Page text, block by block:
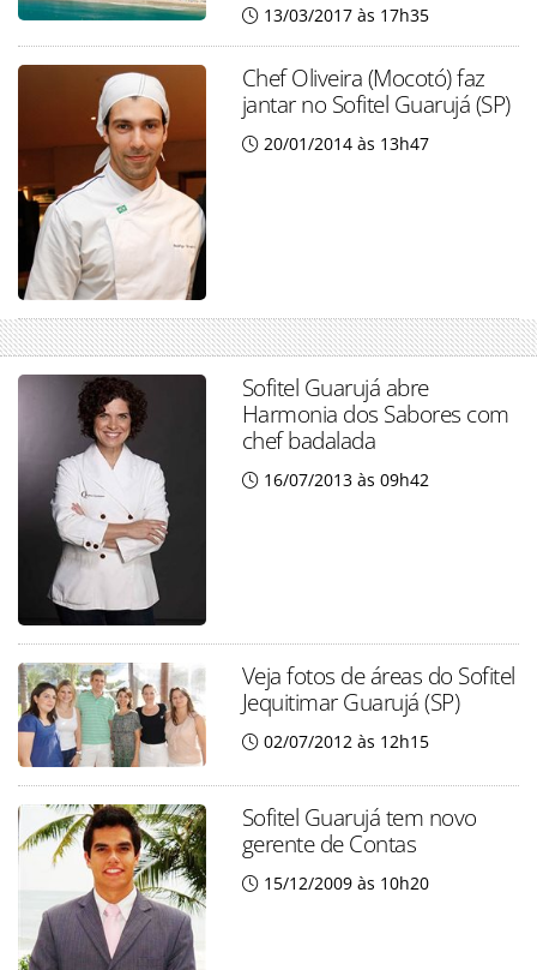
13/03/2017 às 17h35
Chef Oliveira (Mocotó) faz
jantar no Sofitel Guarujá (SP)
20/01/2014 às 13h47
Sofitel Guarujá abre
Harmonia dos Sabores com
chef badalada
16/07/2013 às 09h42
Veja fotos de áreas do Sofitel
Jequitimar Guarujá (SP)
02/07/2012 às 12h15
Sofitel Guarujá tem novo
gerente de Contas
15/12/2009 às 10h20